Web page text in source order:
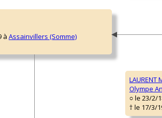
à Assainvillers (Somme)
LAURENT
Olympe
○ le 23/2/
† le 17/3/